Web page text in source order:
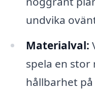
undvika
Materialval:
spela en stor
hållbarhet